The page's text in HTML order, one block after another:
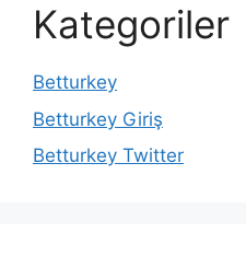
Kategoriler
Betturkey
Betturkey Giriş
Betturkey Twitter